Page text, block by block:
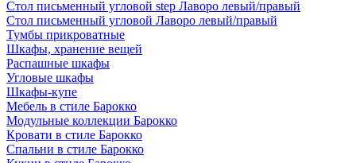
Стол письменный угловой step Лаворо левый/правый
Стол письменный угловой Лаворо левый/правый
Тумбы прикроватные
Шкафы, хранение вещей
Распашные шкафы
Угловые шкафы
Шкафы-купе
Мебель в стиле Барокко
Модульные коллекции Барокко
Кровати в стиле Барокко
Спальни в стиле Барокко